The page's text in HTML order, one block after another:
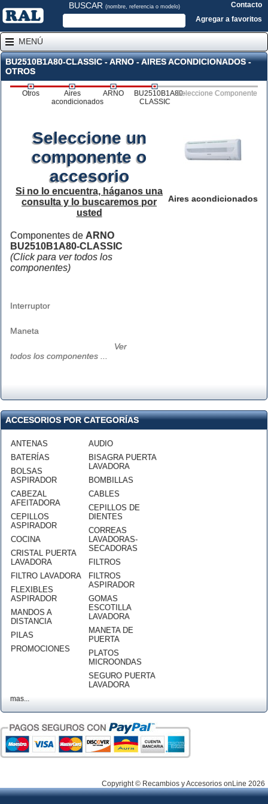
BUSCAR (nombre, referencia o modelo)
Contacto
Agregar a favoritos
MENÚ
BU2510B1A80-CLASSIC - ARNO - AIRES ACONDICIONADOS -
OTROS
Otros
Aires
acondicionados
ARNO
BU2510B1A80-
CLASSIC
Seleccione Componente
Aires acondicionados
Seleccione un
componente o
accesorio
Si no lo encuentra, háganos una
consulta y lo buscaremos por
usted
Componentes de ARNO
BU2510B1A80-CLASSIC
(Click para ver todos los
componentes)
Interruptor
Maneta
Ver
todos los componentes ...
ACCESORIOS POR CATEGORÍAS
ANTENAS
BATERÍAS
BOLSAS
ASPIRADOR
CABEZAL
AFEITADORA
CEPILLOS
ASPIRADOR
COCINA
CRISTAL PUERTA
LAVADORA
FILTRO LAVADORA
FLEXIBLES
ASPIRADOR
MANDOS A
DISTANCIA
PILAS
PROMOCIONES
AUDIO
BISAGRA PUERTA
LAVADORA
BOMBILLAS
CABLES
CEPILLOS DE
DIENTES
CORREAS
LAVADORAS-
SECADORAS
FILTROS
FILTROS
ASPIRADOR
GOMAS
ESCOTILLA
LAVADORA
MANETA DE
PUERTA
PLATOS
MICROONDAS
SEGURO PUERTA
LAVADORA
mas...
Copyright © Recambios y Accesorios onLine 2026